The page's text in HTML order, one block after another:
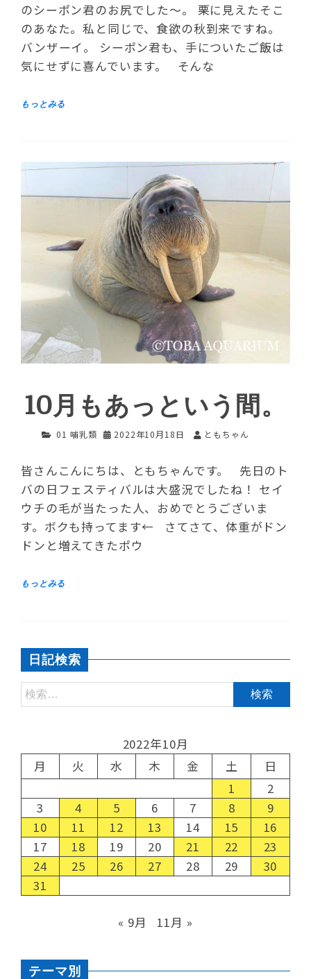
のシーポン君のお尻でした～。 栗に見えたそこ
のあなた。私と同じで、食欲の秋到来ですね。
バンザーイ。 シーポン君も、手についたご飯は
気にせずに喜んでいます。 そんな
10月もあっという間。
01 哺乳類 2022年10月18日 ともちゃん
皆さんこんにちは、ともちゃんです。 先日のト
バの日フェスティバルは大盛況でしたね！ セイ
ウチの毛が当たった人、おめでとうございま
す。ボクも持ってます← さてさて、体重がドン
ドンと増えてきたポウ
日記検索
2022年10月
月
火 水 木 金 土
日
1
2
3
4 5 6 7 8
9
10
11 12 13 14 15
16
17
18 19 20 21 22
23
24
25 26 27 28 29
30
31
« 9月 11月 »
テーマ別